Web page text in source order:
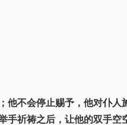
他不会停止赐予，他对仆人
祈祷之后，让他的双手空